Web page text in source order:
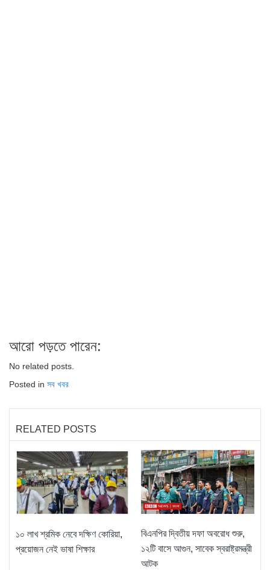
আরো পড়তে পারেন:
No related posts.
Posted in সব খবর
RELATED POSTS
১০ লাখ শ্রমিক নেবে দক্ষিণ কোরিয়া,
প্রয়োজন নেই ভাষা শিক্ষার
বিএনপির দ্বিতীয় দফা অবরোধ শুরু,
১২টি বাসে আগুন, সাবেক স্বরাষ্ট্রমন্ত্রী
আটক